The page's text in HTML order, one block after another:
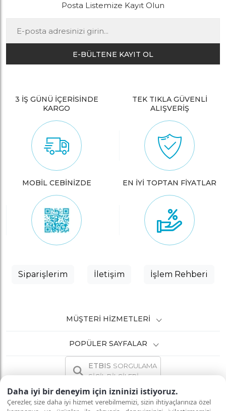
Daha iyi bir deneyim için izninizi istiyoruz.
Çerezler, size daha iyi hizmet verebilmemizi, sizin ihtiyaçlarınıza özel
Posta Listemize Kayıt Olun
E-BÜLTENE KAYIT OL
3 İŞ GÜNÜ İÇERİSİNDE
KARGO
TEK TIKLA GÜVENLİ
ALIŞVERİŞ
MOBİL CEBİNİZDE EN İYİ TOPTAN FİYATLAR
Siparişlerim İletişim İşlem Rehberi
MÜŞTERI HIZMETLERI
POPÜLER SAYFALAR
ETBIS SORGULAMA
SİCİL BİLGİLERİ